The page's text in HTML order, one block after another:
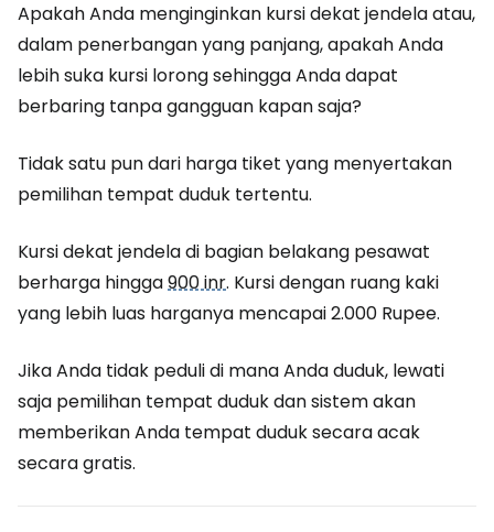
Apakah Anda menginginkan kursi dekat jendela atau,
dalam penerbangan yang panjang, apakah Anda
lebih suka kursi lorong sehingga Anda dapat
berbaring tanpa gangguan kapan saja?
Tidak satu pun dari harga tiket yang menyertakan
pemilihan tempat duduk tertentu.
Kursi dekat jendela di bagian belakang pesawat
berharga hingga900 inr. Kursi dengan ruang kaki
yang lebih luas harganya mencapai 2.000 Rupee.
Jika Anda tidak peduli di mana Anda duduk, lewati
saja pemilihan tempat duduk dan sistem akan
memberikan Anda tempat duduk secara acak
secara gratis.